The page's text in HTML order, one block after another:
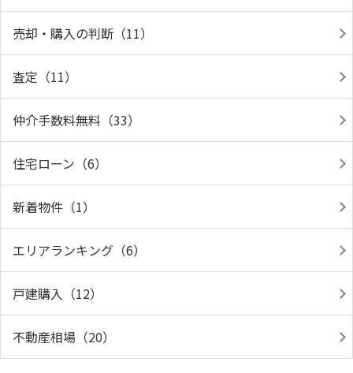
売却・購入の判断（11）
査定（11）
仲介手数料無料（33）
住宅ローン（6）
新着物件（1）
エリアランキング（6）
戸建購入（12）
不動産相場（20）